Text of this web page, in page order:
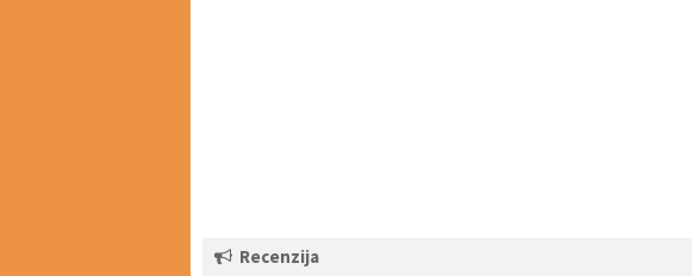
Recenzija